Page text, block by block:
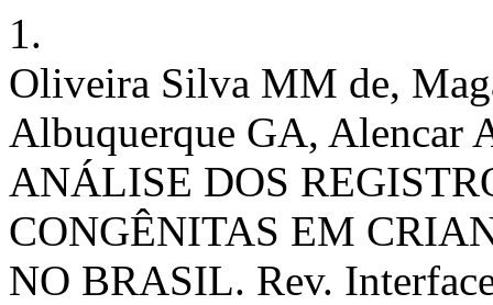
1.
Oliveira Silva MM de,
Albuquerque GA, Alencar
ANÁLISE DOS
CONGÊNITAS EM
NO BRASIL. Rev.